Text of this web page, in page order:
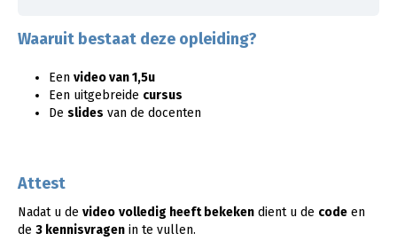
Waaruit bestaat deze opleiding?
Een video van 1,5u
Een uitgebreide cursus
De slides van de docenten
Attest
Nadat u de video volledig heeft bekeken dient u de code en
de 3 kennisvragen in te vullen.